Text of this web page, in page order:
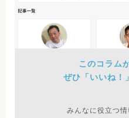
このコラム
ぜひ「いいね！
みんなに役立つ情